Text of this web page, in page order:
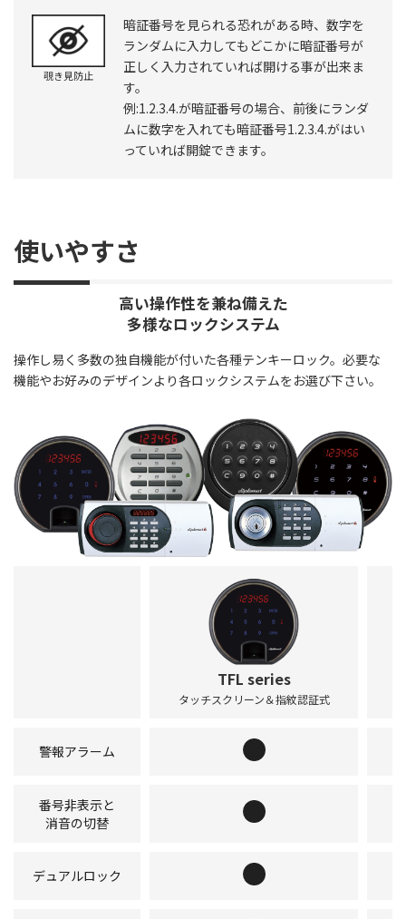
覗き見防止
暗証番号を見られる恐れがある時、数字を
ランダムに入力してもどこかに暗証番号が
正しく入力されていれば開ける事が出来ま
す。
例:1.2.3.4.が暗証番号の場合、前後にランダ
ムに数字を入れても暗証番号1.2.3.4.がはい
っていれば開錠できます。
使いやすさ
高い操作性を兼ね備えた
多様なロックシステム
操作し易く多数の独自機能が付いた各種テンキーロック。必要な
機能やお好みのデザインより各ロックシステムをお選び下さい。
TFL series
タッチスクリーン＆指紋認証式
警報アラーム
番号非表示と
消音の切替
デュアルロック